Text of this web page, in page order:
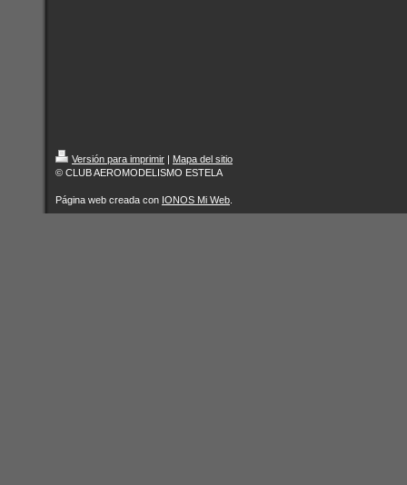
Versión para imprimir | Mapa del sitio
© CLUB AEROMODELISMO ESTELA
Página web creada con IONOS Mi Web